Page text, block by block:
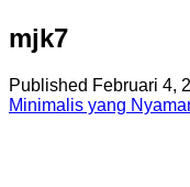
mjk7
Published Februari 4,
Minimalis yang